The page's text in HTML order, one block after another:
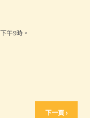
午9時。
下一頁 ›